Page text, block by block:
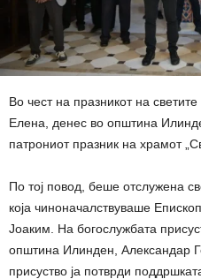
Во чест на празникот на
Елена, денес во општина
патрониот празник на храмот
По тој повод, беше отслужена
која чиноначалствуваше
Јоаким. На богослужбата
општина Илинден, Александар
присуство ја потврди